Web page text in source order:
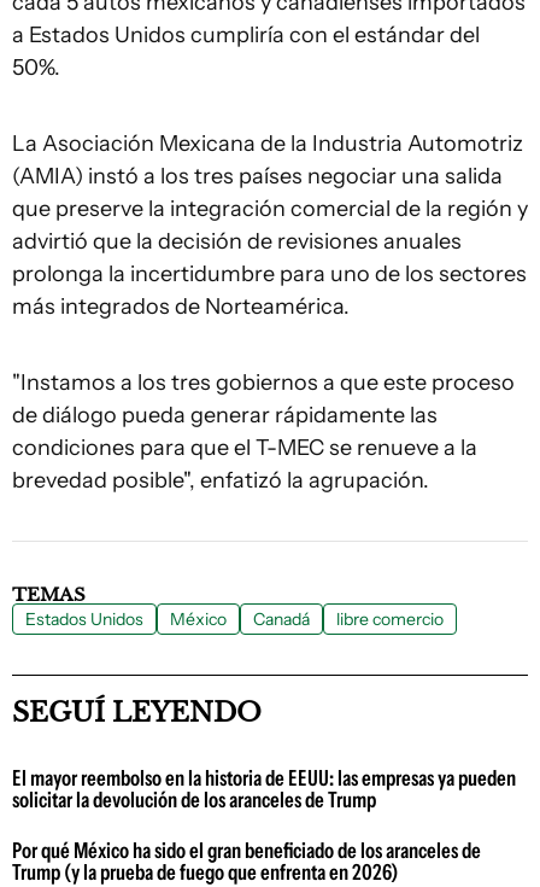
a Estados Unidos cumpliría con el estándar del
50%.
La Asociación Mexicana de la Industria Automotriz
(AMIA) instó a los tres países negociar una salida
que preserve la integración comercial de la región y
advirtió que la decisión de revisiones anuales
prolonga la incertidumbre para uno de los sectores
más integrados de Norteamérica.
"Instamos a los tres gobiernos a que este proceso
de diálogo pueda generar rápidamente las
condiciones para que el T-MEC se renueve a la
brevedad posible", enfatizó la agrupación.
TEMAS
Estados Unidos México Canadá libre comercio
SEGUÍ LEYENDO
El mayor reembolso en la historia de EEUU: las empresas ya pueden
solicitar la devolución de los aranceles de Trump
Por qué México ha sido el gran beneficiado de los aranceles de
Trump (y la prueba de fuego que enfrenta en 2026)